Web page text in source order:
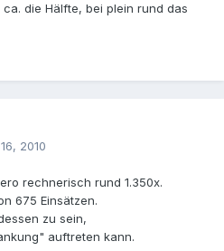
die Hälfte, bei plein rund das
2010
rechnerisch rund 1.350x.
675 Einsätzen.
zu sein,
auftreten kann.